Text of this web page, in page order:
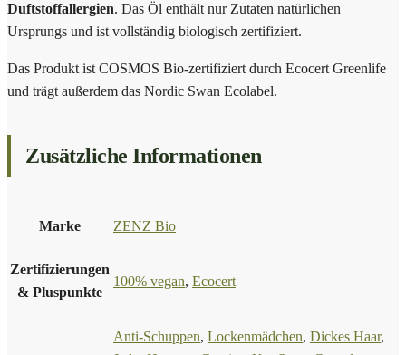
Duftstoffallergien. Das Öl enthält nur Zutaten natürlichen
Ursprungs und ist vollständig biologisch zertifiziert.
Das Produkt ist COSMOS Bio-zertifiziert durch Ecocert Greenlife
und trägt außerdem das Nordic Swan Ecolabel.
Zusätzliche Informationen
Marke ZENZ Bio
Zertifizierungen
& Pluspunkte
100% vegan, Ecocert
Anti-Schuppen, Lockenmädchen, Dickes Haar,